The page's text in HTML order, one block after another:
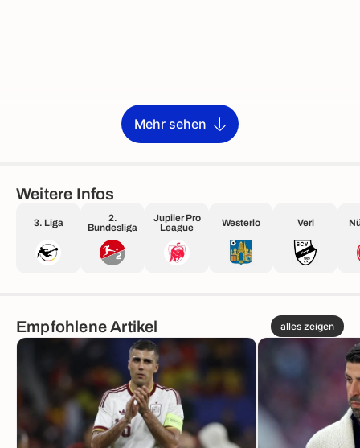
Mehr sehen
Weitere Infos
3. Liga
2.
Bundesliga
Jupiler Pro
League
Westerlo Verl
Empfohlene Artikel alles zeigen